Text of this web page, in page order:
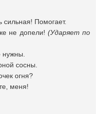
сильная! Помогает.
не допели! (Ударяет по
сосны.
огня?
меня!